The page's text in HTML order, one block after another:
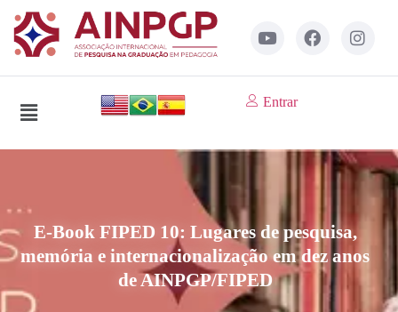
Entrar
E-Book FIPED 10: Lugares de pesquisa,
memória e internacionalização em dez anos
de AINPGP/FIPED